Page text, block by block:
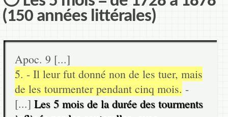
(150 années littérales)
Apoc. 9 [...]
5. - Il leur fut donné non de les tuer, mais
de les tourmenter pendant cinq mois. -
[...]Les 5 mois de la durée des tourments